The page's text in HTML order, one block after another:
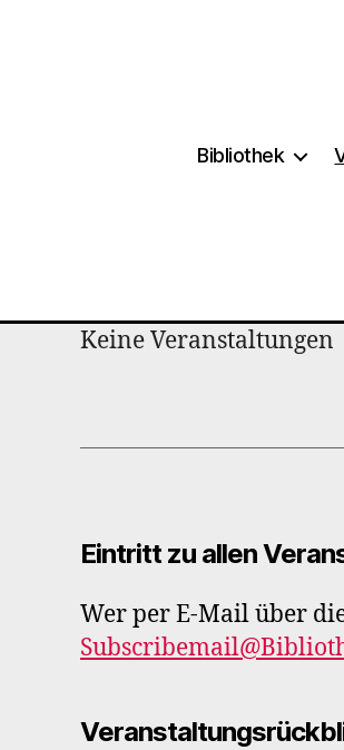
Bibliothek
Keine Veranstaltungen
Eintritt zu allen
Wer per E-Mail über